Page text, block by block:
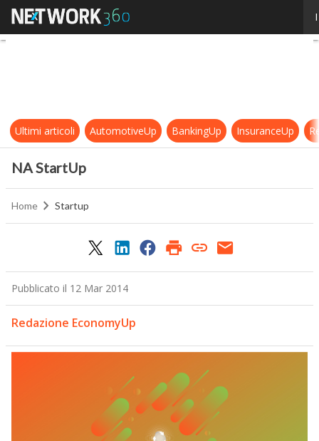
NA StartUp
Ultimi articoli AutomotiveUp BankingUp InsuranceUp
NA StartUp
Home Startup
Pubblicato il 12 Mar 2014
Redazione EconomyUp